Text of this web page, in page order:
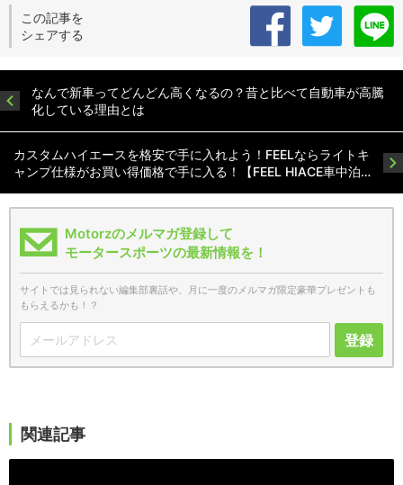
この記事を
シェアする
なんで新車ってどんどん高くなるの？昔と比べて自動車が高騰
化している理由とは
カスタムハイエースを格安で手に入れよう！FEELならライトキ
ャンプ仕様がお買い得価格で手に入る！【FEEL HIACE車中泊…
Motorzのメルマガ登録して
モータースポーツの最新情報を！
サイトでは見られない編集部裏話や、月に一度のメルマガ限定豪華プレゼントも
もらえるかも！？
登録
関連記事